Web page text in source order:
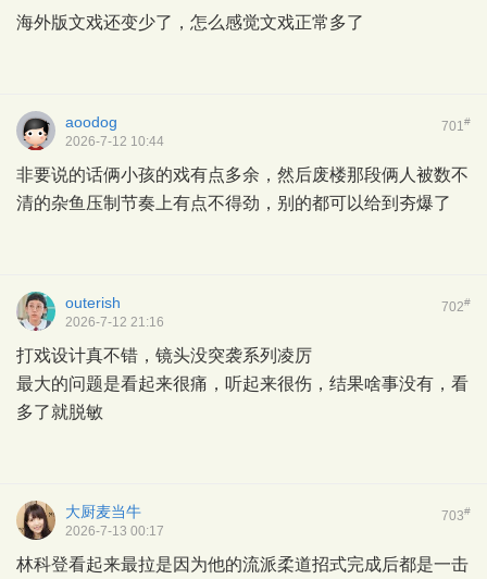
海外版文戏还变少了，怎么感觉文戏正常多了
701#
aoodog
2026-7-12 10:44
非要说的话俩小孩的戏有点多余，然后废楼那段俩人被数不
清的杂鱼压制节奏上有点不得劲，别的都可以给到夯爆了
702#
outerish
2026-7-12 21:16
打戏设计真不错，镜头没突袭系列凌厉
最大的问题是看起来很痛，听起来很伤，结果啥事没有，看
多了就脱敏
703#
大厨麦当牛
2026-7-13 00:17
林科登看起来最拉是因为他的流派柔道招式完成后都是一击